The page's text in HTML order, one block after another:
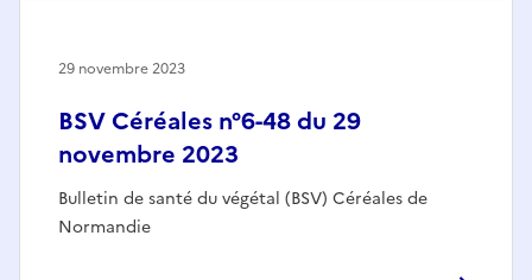
BSV Céréales n°6-48 du 29
novembre 2023
Bulletin de santé du végétal (BSV) Céréales de
Normandie
29 novembre 2023